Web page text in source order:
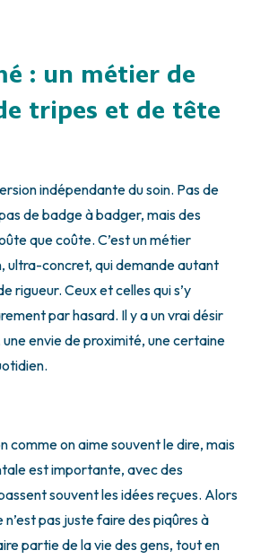
: un métier de
tripes et de tête
indépendante du soin. Pas de
de badge à badger, mais des
que coûte. C’est un métier
ultra-concret, qui demande autant
rigueur. Ceux et celles qui s’y
par hasard. Il y a un vrai désir
une envie de proximité, une certaine
comme on aime souvent le dire, mais
est importante, avec des
souvent les idées reçues. Alors
pas juste faire des piqûres à
partie de la vie des gens, tout en